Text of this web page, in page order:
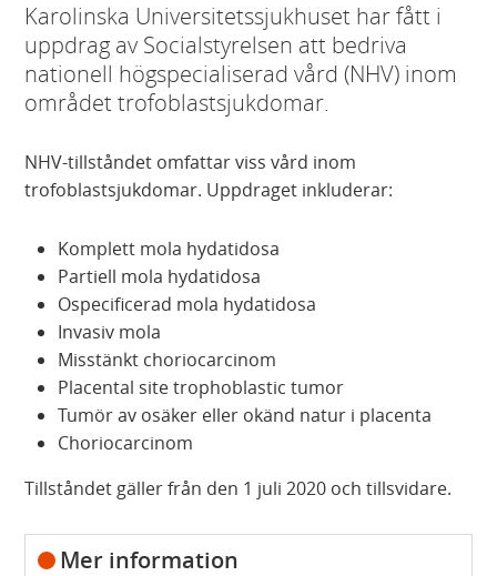
Karolinska Universitetssjukhuset har fått i
uppdrag av Socialstyrelsen att bedriva
nationell högspecialiserad vård (NHV) inom
området trofoblastsjukdomar.
NHV-tillståndet omfattar viss vård inom
trofoblastsjukdomar. Uppdraget inkluderar:
Komplett mola hydatidosa
Partiell mola hydatidosa
Ospecificerad mola hydatidosa
Invasiv mola
Misstänkt choriocarcinom
Placental site trophoblastic tumor
Tumör av osäker eller okänd natur i placenta
Choriocarcinom
Tillståndet gäller från den 1 juli 2020 och tillsvidare.
Mer information